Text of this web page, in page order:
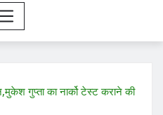
गुप्ता का नार्को टेस्ट कराने की